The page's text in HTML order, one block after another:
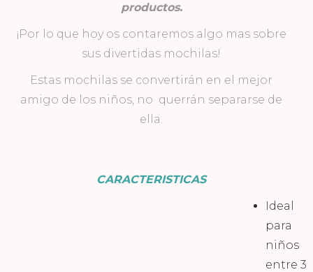
productos.
¡Por lo que hoy os contaremos algo mas sobre
sus divertidas mochilas!
Estas mochilas se convertirán en el mejor
amigo de los niños, no querrán separarse de
ella.
CARACTERISTICAS
Ideal
para
niños
entre 3